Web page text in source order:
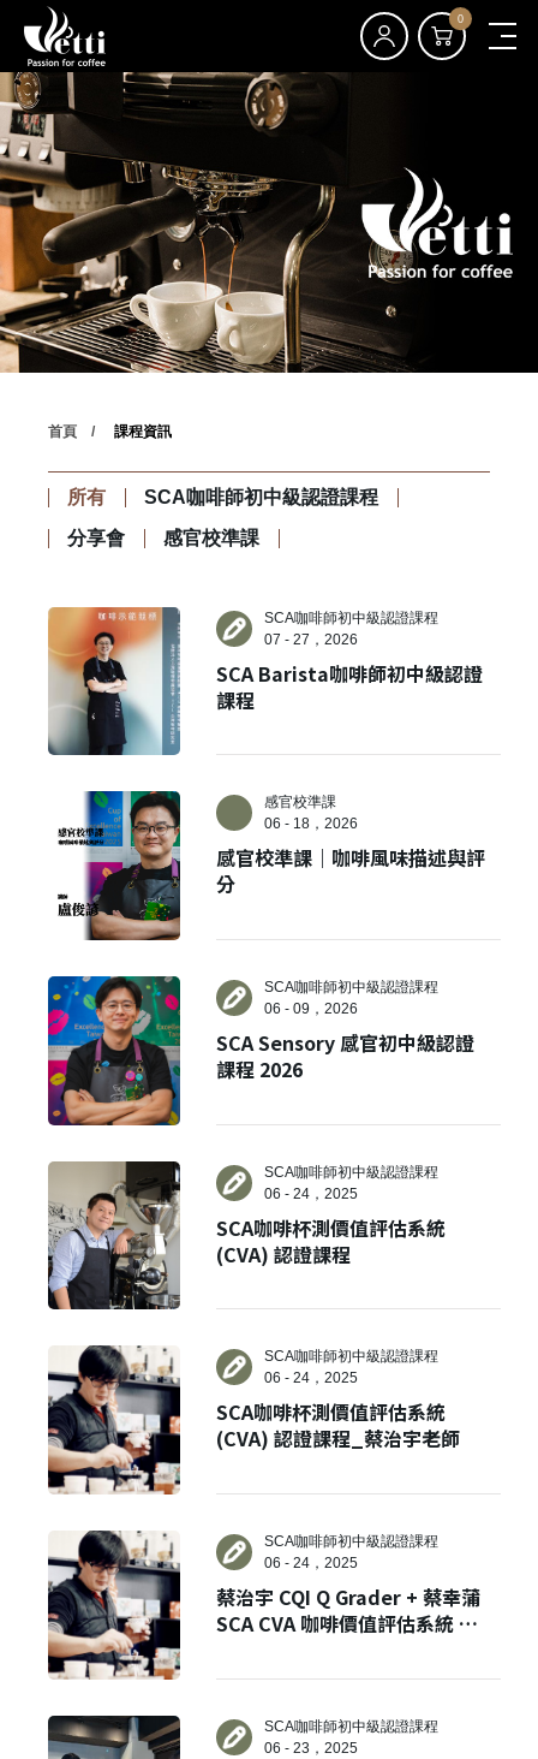
0
首頁 課程資訊
所有
SCA咖啡師初中級認證課程
分享會
感官校準課
SCA咖啡師初中級認證課程
07 - 27，2026
SCA Barista咖啡師初中級認證
課程
感官校準課
06 - 18，2026
感官校準課｜咖啡風味描述與評
分
SCA咖啡師初中級認證課程
06 - 09，2026
SCA Sensory 感官初中級認證
課程 2026
SCA咖啡師初中級認證課程
06 - 24，2025
SCA咖啡杯測價值評估系統
(CVA) 認證課程
SCA咖啡師初中級認證課程
06 - 24，2025
SCA咖啡杯測價值評估系統
(CVA) 認證課程_蔡治宇老師
SCA咖啡師初中級認證課程
06 - 24，2025
蔡治宇 CQI Q Grader + 蔡幸蒲
SCA CVA 咖啡價值評估系統 雙
SCA咖啡師初中級認證課程
06 - 23，2025